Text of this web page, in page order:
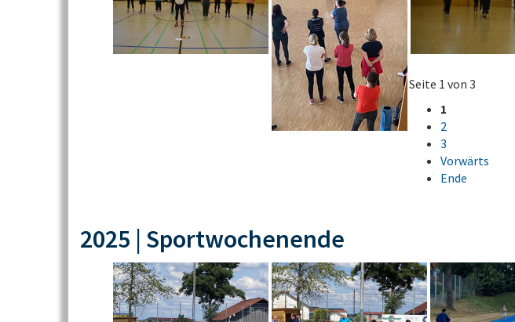
Seite 1 von 3
1
2
3
Vorwärts
Ende
2025 | Sportwochenende